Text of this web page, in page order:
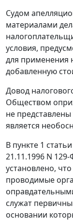
Судом
материалами
условия,
для применения
добавленную
Довод
Обществом
не
является
В пункте 1
21.11.1996 N
установлено,
проводимые
служат
основании